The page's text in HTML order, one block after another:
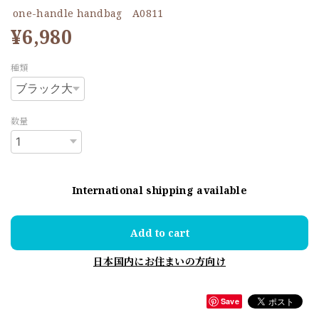
one-handle handbag A0811
¥6,980
種類
数量
International shipping available
Add to cart
日本国内にお住まいの方向け
Save